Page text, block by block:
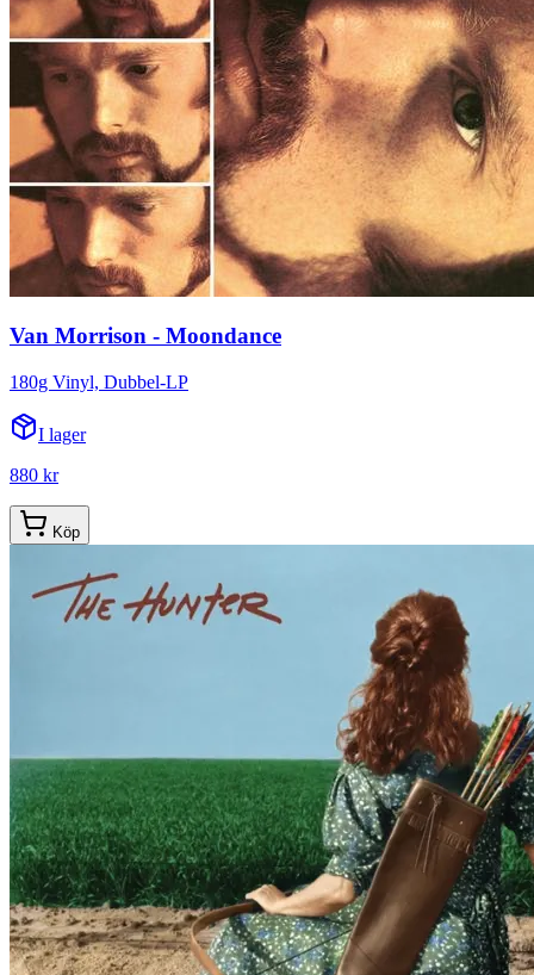
Van Morrison - Moondance
180g Vinyl, Dubbel-LP
I lager
880 kr
Köp